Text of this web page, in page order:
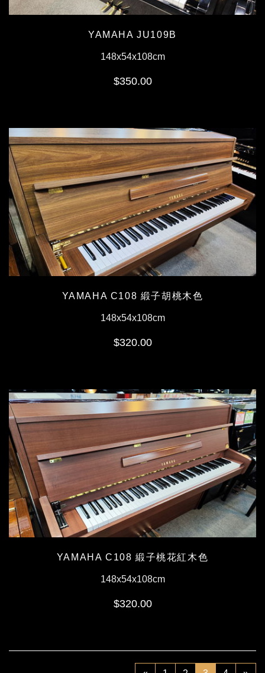
YAMAHA JU109B
148x54x108cm
$350.00
YAMAHA C108 緞子胡桃木色
148x54x108cm
$320.00
YAMAHA C108 緞子桃花紅木色
148x54x108cm
$320.00